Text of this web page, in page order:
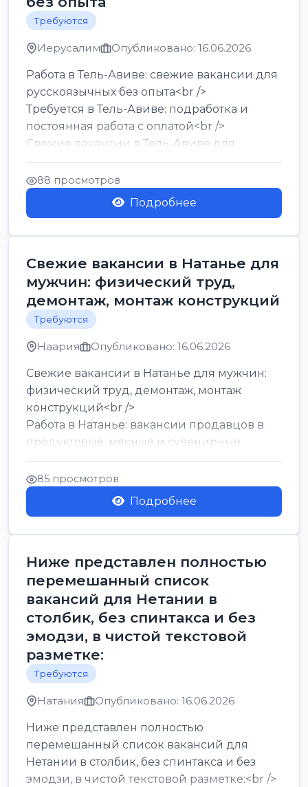
Требуются
Иерусалим Опубликовано: 16.06.2026
Работа в Тель-Авиве: свежие вакансии для
русскоязычных без опыта<br />
Требуется в Тель-Авиве: подработка и
постоянная работа с оплатой<br />
Свежие вакансии в Тель-Авиве для
мужчин и женщин от хозя...
88 просмотров
Подробнее
Свежие вакансии в Натанье для
мужчин: физический труд,
демонтаж, монтаж конструкций
Требуются
Наария Опубликовано: 16.06.2026
Свежие вакансии в Натанье для мужчин:
физический труд, демонтаж, монтаж
конструкций<br />
Работа в Натанье: вакансии продавцов в
продуктовые, мясные и сувенирные
лавки<br />
Разнорабочий на сборку м...
85 просмотров
Подробнее
Ниже представлен полностью
перемешанный список
вакансий для Нетании в
столбик, без спинтакса и без
эмодзи, в чистой текстовой
разметке:
Требуются
Натания Опубликовано: 16.06.2026
Ниже представлен полностью
перемешанный список вакансий для
Нетании в столбик, без спинтакса и без
эмодзи, в чистой текстовой разметке:<br />